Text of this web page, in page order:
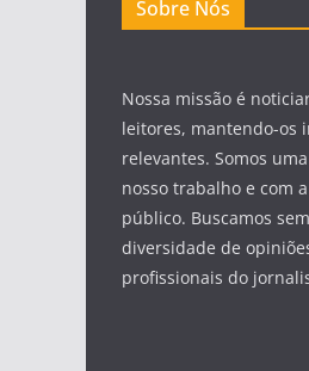
Sobre Nós
Nossa missão é
leitores, mantendo-os
relevantes. Somos
nosso trabalho e com
público. Buscamos
diversidade de
profissionais do